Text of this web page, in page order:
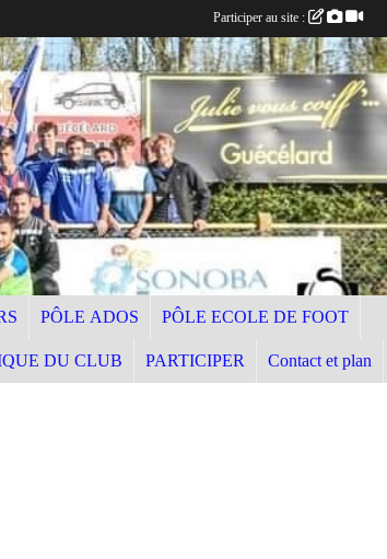
PÔLE ADOS PÔLE ECOLE DE FOOT
DU CLUB PARTICIPER Contact et plan
Participer au site :